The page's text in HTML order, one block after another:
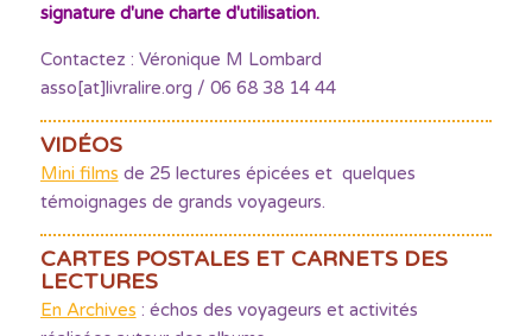
signature d'une charte d'utilisation.
Contactez : Véronique M Lombard
asso[at]livralire.org / 06 68 38 14 44
VIDÉOS
Mini films de 25 lectures épicées et quelques
témoignages de grands voyageurs.
CARTES POSTALES ET CARNETS DES
LECTURES
En Archives : échos des voyageurs et activités